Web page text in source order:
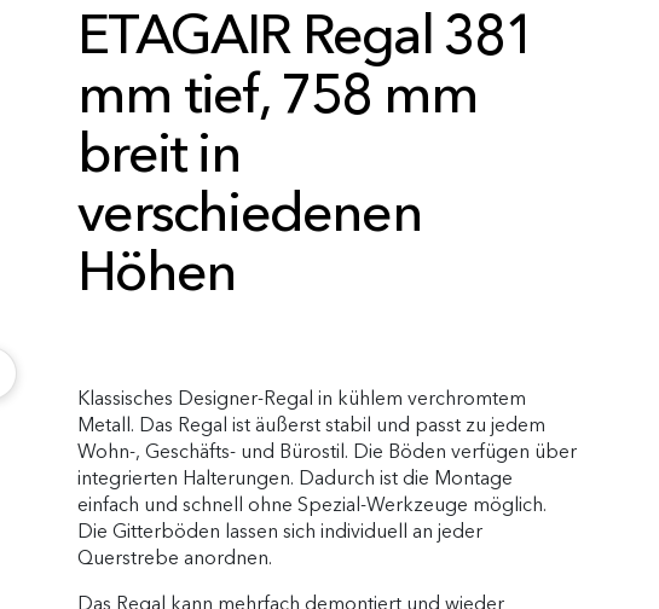
ETAGAIR Regal 381
mm tief, 758 mm
breit in
verschiedenen
Höhen
Klassisches Designer-Regal in kühlem verchromtem
Metall. Das Regal ist äußerst stabil und passt zu jedem
Wohn-, Geschäfts- und Bürostil. Die Böden verfügen über
integrierten Halterungen. Dadurch ist die Montage
einfach und schnell ohne Spezial-Werkzeuge möglich.
Die Gitterböden lassen sich individuell an jeder
Querstrebe anordnen.
Das Regal kann mehrfach demontiert und wieder